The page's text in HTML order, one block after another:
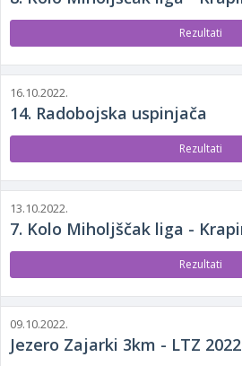
Rezultati
16.10.2022.
14. Radobojska uspinjača
Rezultati
13.10.2022.
7. Kolo Miholjščak liga -
Rezultati
09.10.2022.
Jezero Zajarki 3km - LTZ